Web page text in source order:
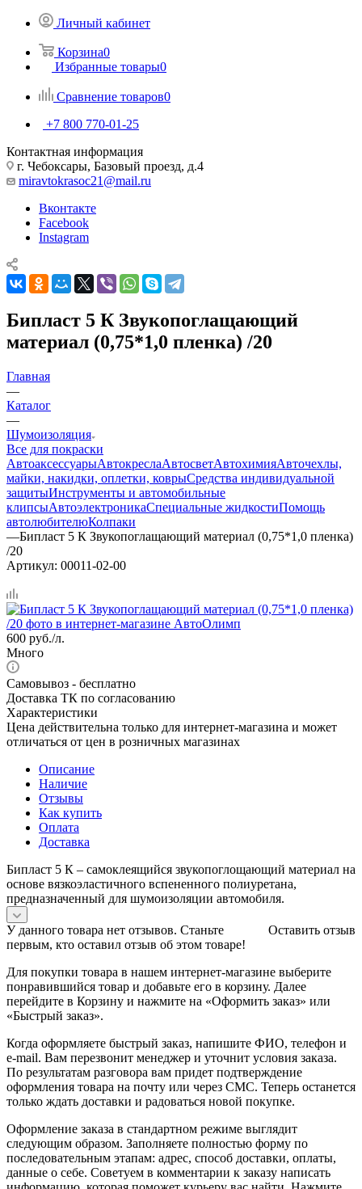
Личный кабинет
Корзина0
Избранные товары0
Сравнение товаров0
+7 800 770-01-25
Контактная информация
г. Чебоксары, Базовый проезд, д.4
miravtokrasoc21@mail.ru
Вконтакте
Facebook
Instagram
Бипласт 5 К Звукопоглащающий
материал (0,75*1,0 пленка) /20
Главная
—
Каталог
—
Шумоизоляция
Все для покраски
АвтоаксессуарыАвтокреслаАвтосветАвтохимияАвточехлы,
майки, накидки, оплетки, коврыСредства индивидуальной
защитыИнструменты и автомобильные
клипсыАвтоэлектроникаСпециальные жидкостиПомощь
автолюбителюКолпаки
—Бипласт 5 К Звукопоглащающий материал (0,75*1,0 пленка)
/20
Артикул: 00011-02-00
600 руб./л.
Много
Самовывоз - бесплатно
Доставка ТК по согласованию
Характеристики
Цена действительна только для интернет-магазина и может
отличаться от цен в розничных магазинах
Описание
Наличие
Отзывы
Как купить
Оплата
Доставка
Бипласт 5 К – самоклеящийся звукопоглощающий материал на
основе вязкоэластичного вспененного полиуретана,
предназначенный для шумоизоляции автомобиля.
Оставить отзыв
У данного товара нет отзывов. Станьте
первым, кто оставил отзыв об этом товаре!
Для покупки товара в нашем интернет-магазине выберите
понравившийся товар и добавьте его в корзину. Далее
перейдите в Корзину и нажмите на «Оформить заказ» или
«Быстрый заказ».
Когда оформляете быстрый заказ, напишите ФИО, телефон и
e-mail. Вам перезвонит менеджер и уточнит условия заказа.
По результатам разговора вам придет подтверждение
оформления товара на почту или через СМС. Теперь останется
только ждать доставки и радоваться новой покупке.
Оформление заказа в стандартном режиме выглядит
следующим образом. Заполняете полностью форму по
последовательным этапам: адрес, способ доставки, оплаты,
данные о себе. Советуем в комментарии к заказу написать